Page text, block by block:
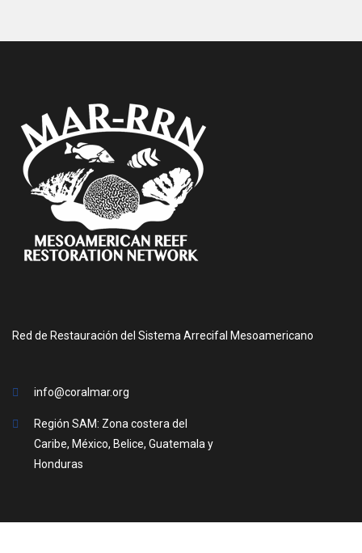
Red de Restauración del Sistema Arrecifal Mesoamericano
info@coralmar.org
Región SAM: Zona costera del
Caribe, México, Belice, Guatemala y
Honduras